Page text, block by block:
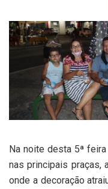
Na noite desta 5ª
nas principais praças,
onde a decoração